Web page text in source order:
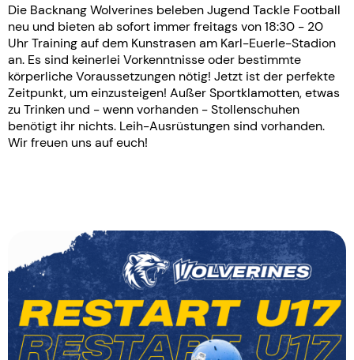
Die Backnang Wolverines beleben Jugend Tackle Football
neu und bieten ab sofort immer freitags von 18:30 - 20
Uhr Training auf dem Kunstrasen am Karl-Euerle-Stadion
an. Es sind keinerlei Vorkenntnisse oder bestimmte
körperliche Voraussetzungen nötig! Jetzt ist der perfekte
Zeitpunkt, um einzusteigen! Außer Sportklamotten, etwas
zu Trinken und - wenn vorhanden - Stollenschuhen
benötigt ihr nichts. Leih-Ausrüstungen sind vorhanden.
Wir freuen uns auf euch!